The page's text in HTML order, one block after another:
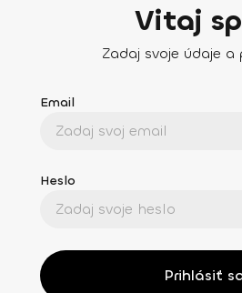
Vitaj
Zadaj svoje údaje a
Email
Heslo
Prihlásiť